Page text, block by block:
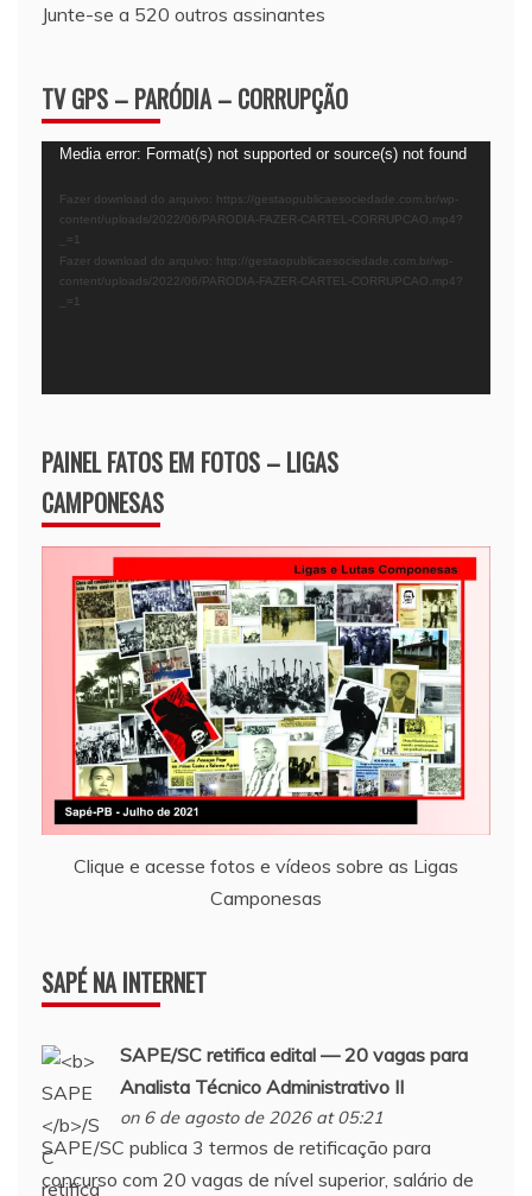
Junte-se a 520 outros assinantes
TV GPS – PARÓDIA – CORRUPÇÃO
Tocador
vídeo
Media error: Format(s) not supported or source(s) not found
Fazer download do arquivo: https://gestaopublicaesociedade.com.br/wp-
content/uploads/2022/06/PARODIA-FAZER-CARTEL-CORRUPCAO.mp4?
_=1
Fazer download do arquivo: http://gestaopublicaesociedade.com.br/wp-
content/uploads/2022/06/PARODIA-FAZER-CARTEL-CORRUPCAO.mp4?
_=1
PAINEL FATOS EM FOTOS – LIGAS
CAMPONESAS
Clique e acesse fotos e vídeos sobre as Ligas
Camponesas
SAPÉ NA INTERNET
SAPE/SC retifica edital — 20 vagas para
Analista Técnico Administrativo II
on 6 de agosto de 2026 at 05:21
SAPE/SC publica 3 termos de retificação para
concurso com 20 vagas de nível superior, salário de